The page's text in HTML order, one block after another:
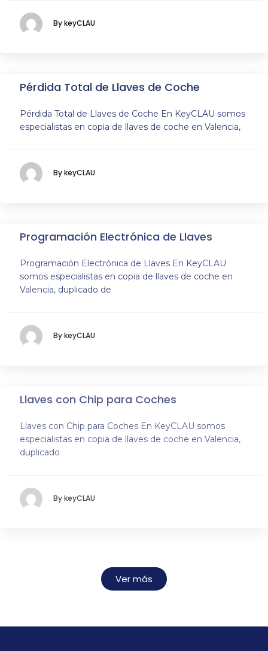
By keyCLAU
Pérdida Total de Llaves de Coche
Pérdida Total de Llaves de Coche En KeyCLAU somos
especialistas en copia de llaves de coche en Valencia,
By keyCLAU
Programación Electrónica de Llaves
Programación Electrónica de Llaves En KeyCLAU
somos especialistas en copia de llaves de coche en
Valencia, duplicado de
By keyCLAU
Llaves con Chip para Coches
Llaves con Chip para Coches En KeyCLAU somos
especialistas en copia de llaves de coche en Valencia,
duplicado
By keyCLAU
Ver más